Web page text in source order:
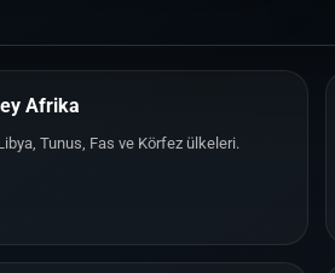
Afrika
Tunus, Fas ve Körfez ülkeleri.